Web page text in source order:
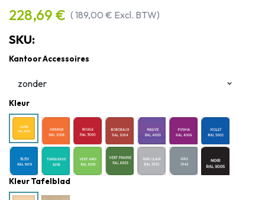
228,69 € (189,00 € Excl. BTW)
SKU:
Kantoor Accessoires
Kleur
Kleur Tafelblad